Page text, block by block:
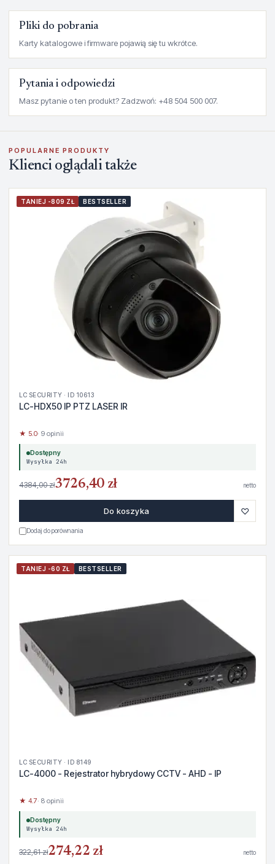
Pliki do pobrania
Karty katalogowe i firmware pojawią się tu wkrótce.
Pytania i odpowiedzi
Masz pytanie o ten produkt? Zadzwoń: +48 504 500 007.
POPULARNE PRODUKTY
Klienci oglądali także
TANIEJ -809 ZŁ BESTSELLER
LC SECURITY · ID 10613
LC-HDX50 IP PTZ LASER IR
★ 5.0· 9 opinii
Dostępny
Wysyłka 24h
4384,00 zł3726,40 zł netto
Do koszyka ♡
Dodaj do porównania
TANIEJ -60 ZŁ BESTSELLER
LC SECURITY · ID 8149
LC-4000 - Rejestrator hybrydowy CCTV - AHD - IP
★ 4.7· 8 opinii
Dostępny
Wysyłka 24h
322,61 zł274,22 zł netto